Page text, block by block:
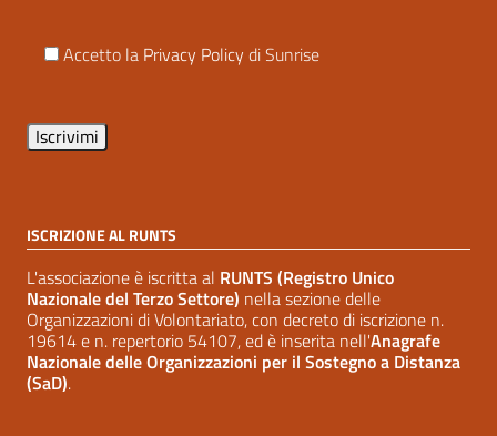
Accetto la Privacy Policy di Sunrise
ISCRIZIONE AL RUNTS
L'associazione è iscritta al RUNTS (Registro Unico
Nazionale del Terzo Settore) nella sezione delle
Organizzazioni di Volontariato, con decreto di iscrizione n.
19614 e n. repertorio 54107, ed è inserita nell'Anagrafe
Nazionale delle Organizzazioni per il Sostegno a Distanza
(SaD).